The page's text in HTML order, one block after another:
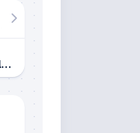
Mehr Salz, niedrigerer Blutdruck. Du hast das richtig gelesen.